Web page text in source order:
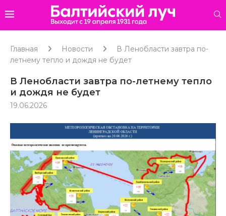
Главная Новости
В Ленобласти завтра по-
летнему тепло и дождя не будет
В Ленобласти завтра по-летнему тепло
и дождя не будет
19.06.2026